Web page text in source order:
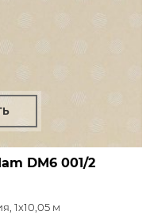
DM6 001/2
1x10,05 м